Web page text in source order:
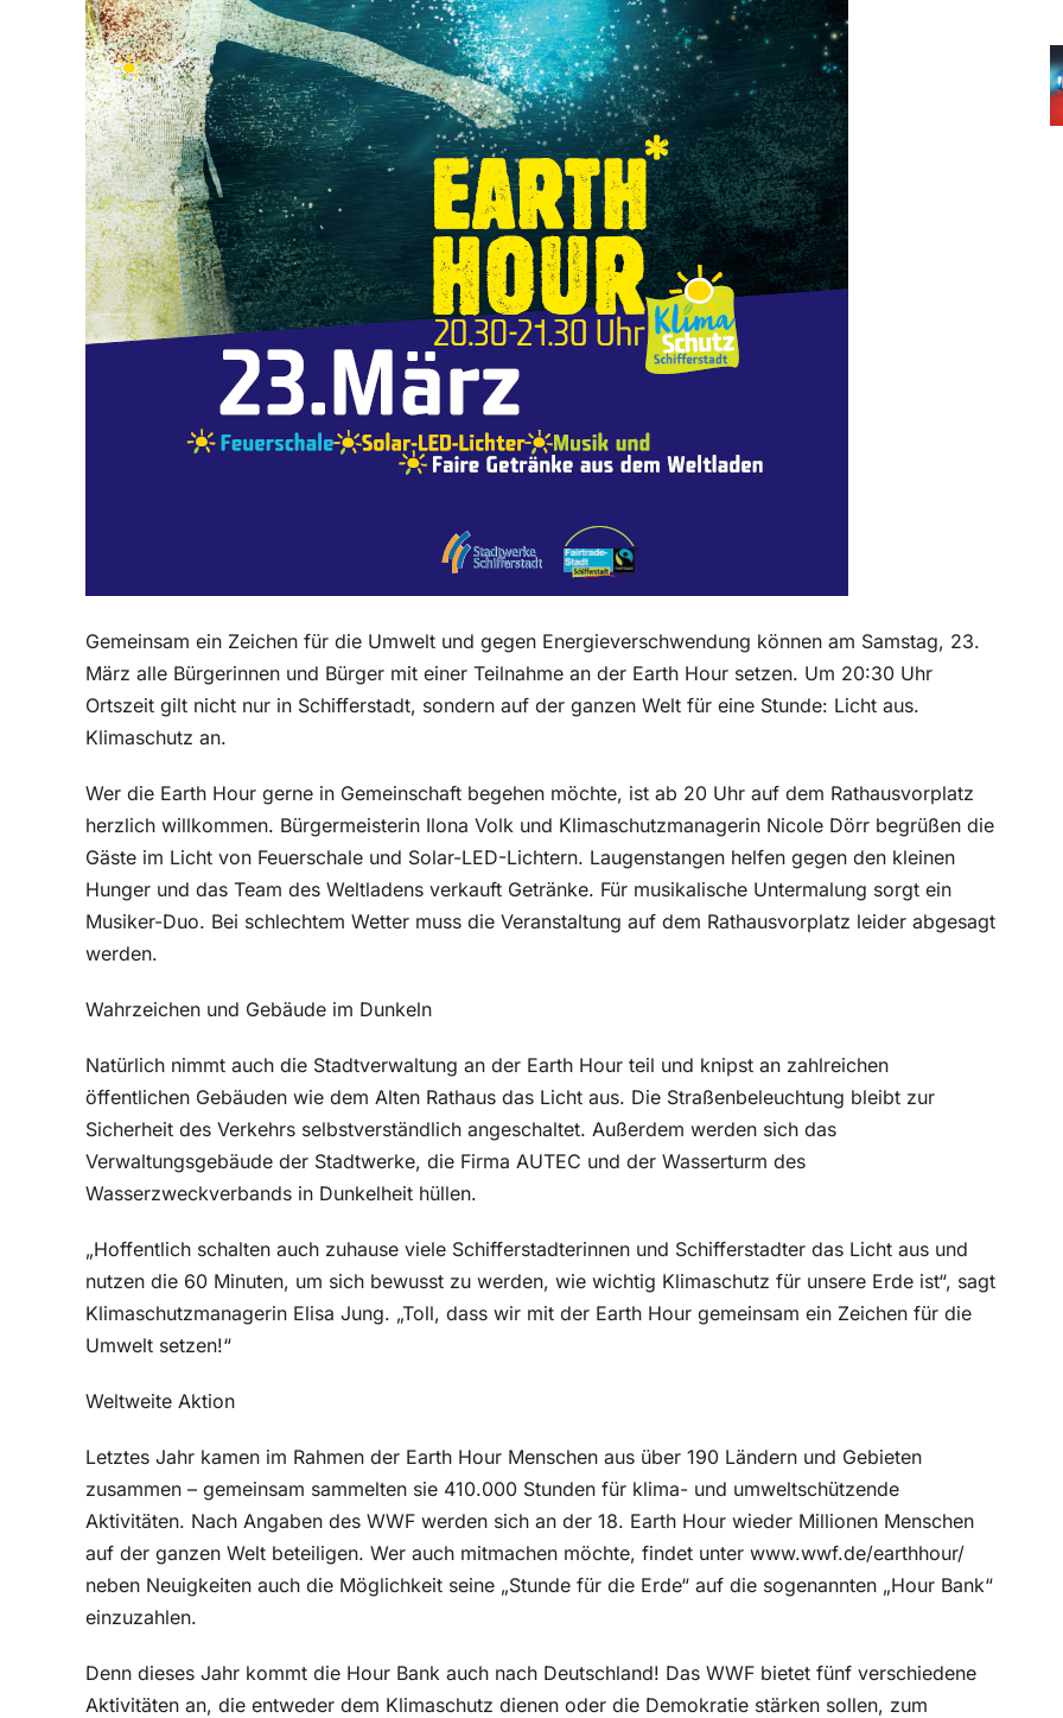
Gemeinsam ein Zeichen für die Umwelt und gegen Energieverschwendung können am Samstag, 23.
März alle Bürgerinnen und Bürger mit einer Teilnahme an der Earth Hour setzen. Um 20:30 Uhr
Ortszeit gilt nicht nur in Schifferstadt, sondern auf der ganzen Welt für eine Stunde: Licht aus.
Klimaschutz an.
Wer die Earth Hour gerne in Gemeinschaft begehen möchte, ist ab 20 Uhr auf dem Rathausvorplatz
herzlich willkommen. Bürgermeisterin Ilona Volk und Klimaschutzmanagerin Nicole Dörr begrüßen die
Gäste im Licht von Feuerschale und Solar-LED-Lichtern. Laugenstangen helfen gegen den kleinen
Hunger und das Team des Weltladens verkauft Getränke. Für musikalische Untermalung sorgt ein
Musiker-Duo. Bei schlechtem Wetter muss die Veranstaltung auf dem Rathausvorplatz leider abgesagt
werden.
Wahrzeichen und Gebäude im Dunkeln
Natürlich nimmt auch die Stadtverwaltung an der Earth Hour teil und knipst an zahlreichen
öffentlichen Gebäuden wie dem Alten Rathaus das Licht aus. Die Straßenbeleuchtung bleibt zur
Sicherheit des Verkehrs selbstverständlich angeschaltet. Außerdem werden sich das
Verwaltungsgebäude der Stadtwerke, die Firma AUTEC und der Wasserturm des
Wasserzweckverbands in Dunkelheit hüllen.
„Hoffentlich schalten auch zuhause viele Schifferstadterinnen und Schifferstadter das Licht aus und
nutzen die 60 Minuten, um sich bewusst zu werden, wie wichtig Klimaschutz für unsere Erde ist“, sagt
Klimaschutzmanagerin Elisa Jung. „Toll, dass wir mit der Earth Hour gemeinsam ein Zeichen für die
Umwelt setzen!“
Weltweite Aktion
Letztes Jahr kamen im Rahmen der Earth Hour Menschen aus über 190 Ländern und Gebieten
zusammen – gemeinsam sammelten sie 410.000 Stunden für klima- und umweltschützende
Aktivitäten. Nach Angaben des WWF werden sich an der 18. Earth Hour wieder Millionen Menschen
auf der ganzen Welt beteiligen. Wer auch mitmachen möchte, findet unter www.wwf.de/earthhour/
neben Neuigkeiten auch die Möglichkeit seine „Stunde für die Erde“ auf die sogenannten „Hour Bank“
einzuzahlen.
Denn dieses Jahr kommt die Hour Bank auch nach Deutschland! Das WWF bietet fünf verschiedene
Aktivitäten an, die entweder dem Klimaschutz dienen oder die Demokratie stärken sollen, zum